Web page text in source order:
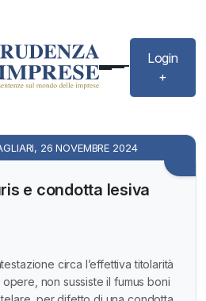
Login
+
26 NOVEMBRE 2024
e condotta lesiva
circa l’effettiva titolarità
non sussiste il fumus boni